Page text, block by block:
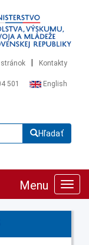
stránok Kontakty
501 English
Hľadať
Menu